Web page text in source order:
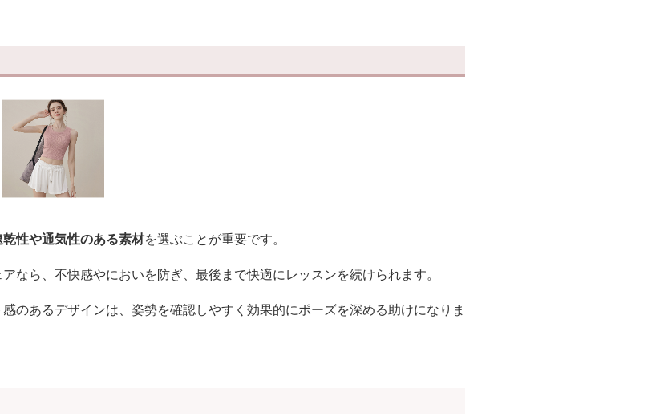
性や通気性のある素材を選ぶことが重要です。
なら、不快感やにおいを防ぎ、最後まで快適にレッスンを続けられます。
のあるデザインは、姿勢を確認しやすく効果的にポーズを深める助けになりま